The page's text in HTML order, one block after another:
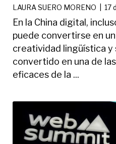
LAURA SUERO MORENO |17
En la China digital,
puede convertirse en
creatividad lingüística y
convertido en una de
eficaces de la ...